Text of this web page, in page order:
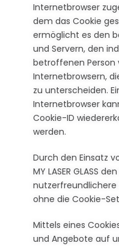
Internetbrowser
dem das Cookie
ermöglicht es den
und Servern, den
betroffenen Person
Internetbrowsern,
zu unterscheiden.
Internetbrowser
Cookie-ID
werden.
Durch den Einsatz
MY LASER GLASS
nutzerfreundlichere
ohne die Cookie-
Mittels eines
und Angebote auf